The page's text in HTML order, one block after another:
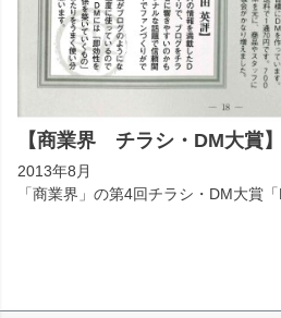
【商業界 チラシ・DM大賞】
2013年8月
「商業界」の第4回チラシ・DM大賞